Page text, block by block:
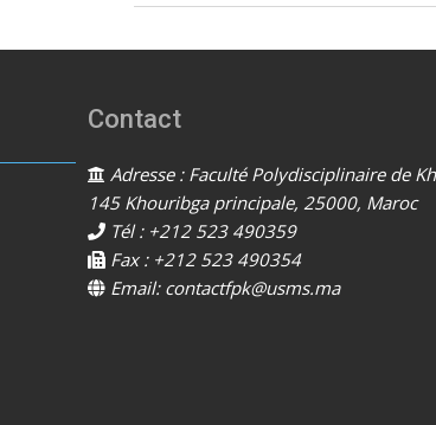
Contact
Adresse : Faculté Polydisciplinaire de
145 Khouribga principale, 25000, Maroc
Tél : +212 523 490359
Fax : +212 523 490354
Email: contactfpk@usms.ma